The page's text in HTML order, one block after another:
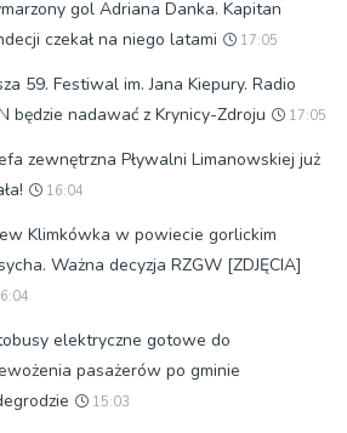
gol Adriana Danka. Kapitan
czekał na niego latami
17:05
59. Festiwal im. Jana Kiepury. Radio
będzie nadawać z Krynicy-Zdroju
17:05
zewnętrzna Pływalni Limanowskiej już
16:04
Klimkówka w powiecie gorlickim
Ważna decyzja RZGW [ZDJĘCIA]
elektryczne gotowe do
pasażerów po gminie
15:03